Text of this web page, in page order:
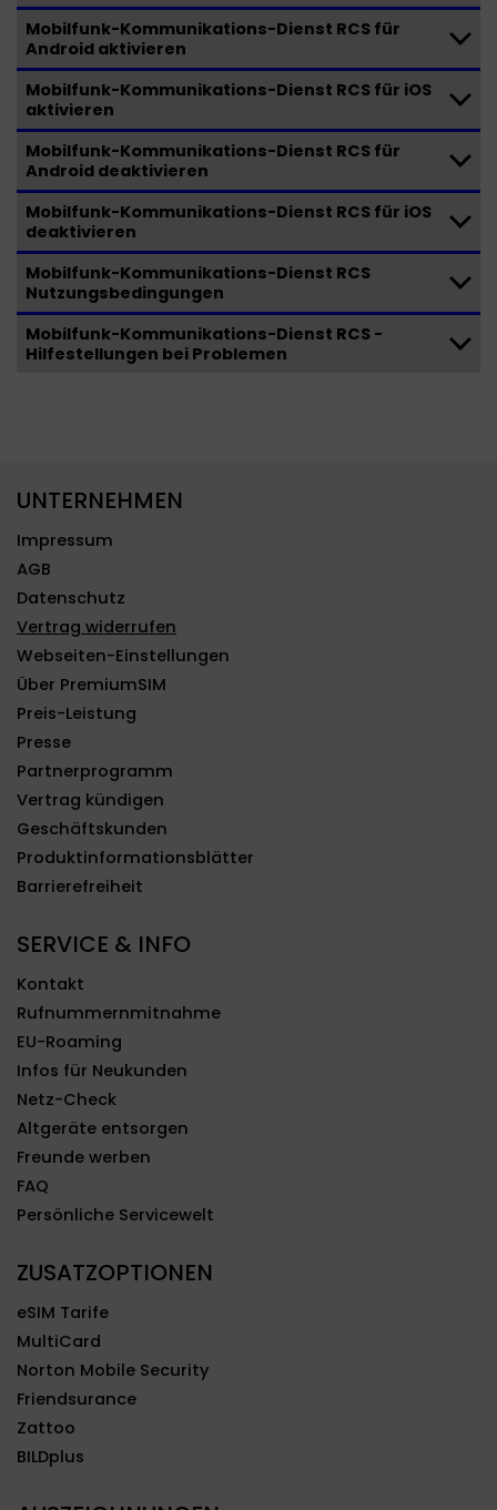
Mobilfunk-Kommunikations-Dienst RCS für
Android aktivieren
Mobilfunk-Kommunikations-Dienst RCS für iOS
aktivieren
Mobilfunk-Kommunikations-Dienst RCS für
Android deaktivieren
Mobilfunk-Kommunikations-Dienst RCS für iOS
deaktivieren
Mobilfunk-Kommunikations-Dienst RCS
Nutzungsbedingungen
Mobilfunk-Kommunikations-Dienst RCS -
Hilfestellungen bei Problemen
UNTERNEHMEN
Impressum
AGB
Datenschutz
Vertrag widerrufen
Webseiten-Einstellungen
Über PremiumSIM
Preis-Leistung
Presse
Partnerprogramm
Vertrag kündigen
Geschäftskunden
Produktinformationsblätter
Barrierefreiheit
SERVICE & INFO
Kontakt
Rufnummernmitnahme
EU-Roaming
Infos für Neukunden
Netz-Check
Altgeräte entsorgen
Freunde werben
FAQ
Persönliche Servicewelt
ZUSATZOPTIONEN
eSIM Tarife
MultiCard
Norton Mobile Security
Friendsurance
Zattoo
BILDplus